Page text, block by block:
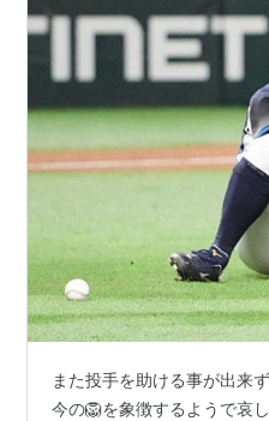
また投手を助ける事が出来
今の🦁を象徴するようで哀